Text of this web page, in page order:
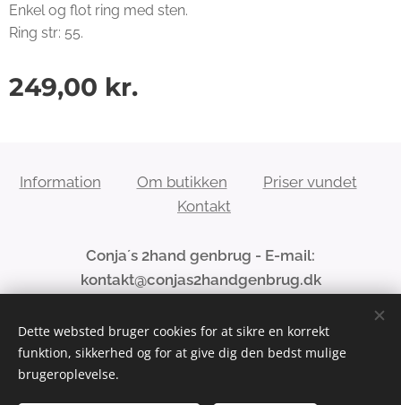
Enkel og flot ring med sten.
Ring str: 55.
249,00 kr.
Information Om butikken
Priser vundet
Kontakt
Conja´s 2hand genbrug - E-mail:
kontakt@conjas2handgenbrug.dk
Cookies
Dette websted bruger cookies for at sikre en korrekt
funktion, sikkerhed og for at give dig den bedst mulige
brugeroplevelse.